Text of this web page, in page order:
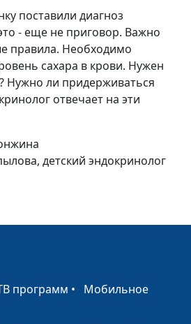
Зинатуллина, врач-
педиатр
Анна Ронжина, Татьяна
Зинатуллина, врач-
педиатр
#161
Драч, врач-хирург
Мария Рожкова, Леонид
#158
Драч, врач-хирург
поставили диагноз
- еще не приговор. Важно
правила. Необходимо
сахара в крови. Нужен
Нужно ли придерживаться
отвечает на эти
детский эндокринолог
программ • Мобильное